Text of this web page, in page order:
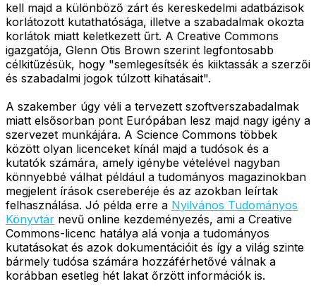
kell majd a különböző zárt és kereskedelmi adatbázisok
korlátozott kutathatósága, illetve a szabadalmak okozta
korlátok miatt keletkezett űrt. A Creative Commons
igazgatója, Glenn Otis Brown szerint legfontosabb
célkitűzésük, hogy "semlegesítsék és kiiktassák a szerzői
és szabadalmi jogok túlzott kihatásait".
A szakember úgy véli a tervezett szoftverszabadalmak
miatt elsősorban pont Európában lesz majd nagy igény a
szervezet munkájára. A Science Commons többek
között olyan licenceket kínál majd a tudósok és a
kutatók számára, amely igénybe vételével nagyban
könnyebbé válhat például a tudományos magazinokban
megjelent írások csereberéje és az azokban leírtak
felhasználása. Jó példa erre a Nyilvános Tudományos
Könyvtár nevű online kezdeményezés, ami a Creative
Commons-licenc hatálya alá vonja a tudományos
kutatásokat és azok dokumentációit és így a világ szinte
bármely tudósa számára hozzáférhetővé válnak a
korábban esetleg hét lakat őrzött információk is.